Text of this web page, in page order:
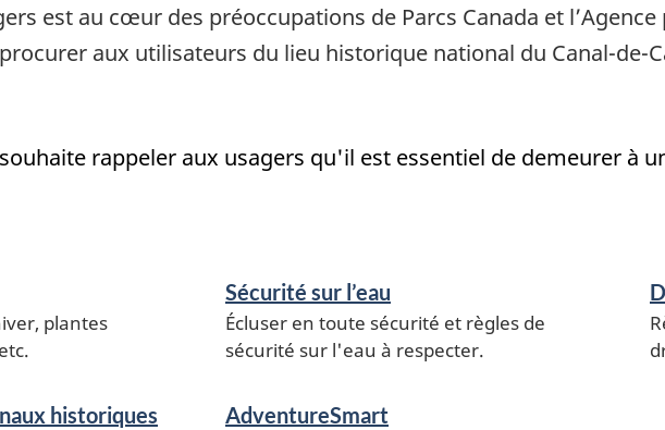
est au cœur des préoccupations de Parcs Canada et
aux utilisateurs du lieu historique national du Canal-de-
rappeler aux usagers qu'il est essentiel de demeurer à
plantes
Sécurité sur l’eau
Écluser en toute sécurité et règles de
sécurité sur l'eau à respecter.
historiques AdventureSmart